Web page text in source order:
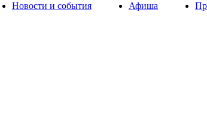
Новости и события Афиша